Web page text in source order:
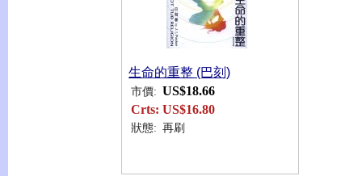
生命的重整 (巴刻)
市價: US$18.66
Crts: US$16.80
狀態: 再刷